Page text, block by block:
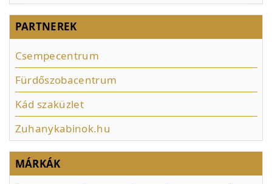
PARTNEREK
Csempecentrum
Fürdőszobacentrum
Kád szaküzlet
Zuhanykabinok.hu
MÁRKÁK